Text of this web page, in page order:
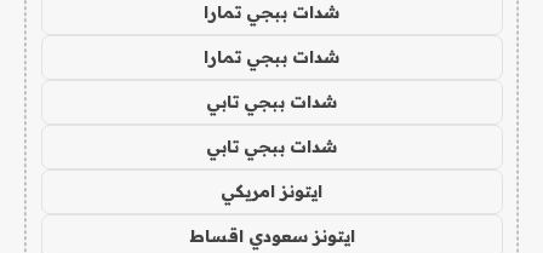
شدات ببجي تمارا
شدات ببجي تمارا
شدات ببجي تابي
شدات ببجي تابي
ايتونز امريكي
ايتونز سعودي اقساط